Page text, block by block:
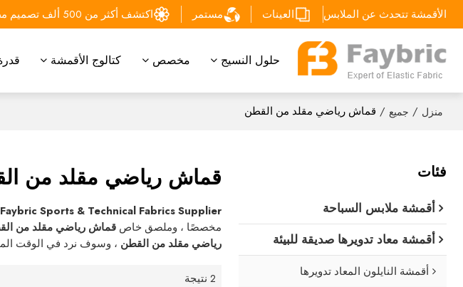
الأقمشة تتحدث عن الملابس العينات مستمر اكتشف أكثر من 500 ألف تصميم مطبوع
حلول النسيج مخصص كتالوج الأقمشة
منزل / جميع / قماش رياضي مقلد من القطن
قماش رياضي مقلد من
Faybric Sports & Technical Fabrics Supplier
مخصصًا ، وملصق خاص قماش رياضي مقلد من
رياضي مقلد من القطن ، وسوف نرد في الوقت
2 نتيجة
فئات
أقمشة ملابس السباحة
أقمشة معاد تدويرها صديقة للبيئة
أقمشة النايلون المعاد تدويرها